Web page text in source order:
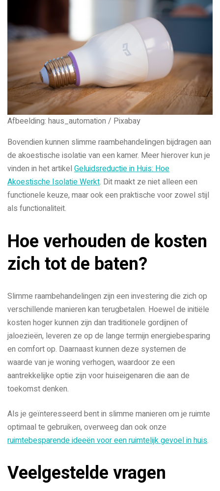
Afbeelding: haus_automation / Pixabay
Bovendien kunnen slimme raambehandelingen bijdragen aan
de akoestische isolatie van een kamer. Meer hierover kun je
vinden in het artikel Geluidsreductie in Huis: Hoe
Akoestische Isolatie Werkt. Dit maakt ze niet alleen een
functionele keuze, maar ook een praktische voor zowel stijl
als functionaliteit.
Hoe verhouden de kosten
zich tot de baten?
Slimme raambehandelingen zijn een investering die zich op
verschillende manieren kan terugbetalen. Hoewel de initiële
kosten hoger kunnen zijn dan traditionele gordijnen of
jaloezieën, leveren ze op de lange termijn energiebesparing
en comfort op. Daarnaast kunnen deze systemen de
waarde van je woning verhogen, waardoor ze een
aantrekkelijke optie zijn voor huiseigenaren die aan de
toekomst denken.
Als je geïnteresseerd bent in slimme manieren om je ruimte
optimaal te gebruiken, overweeg dan ook onze
ruimtebesparende ideeën voor een ruimtelijk gevoel in huis.
Veelgestelde vragen